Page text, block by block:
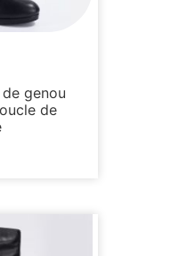
genou
de